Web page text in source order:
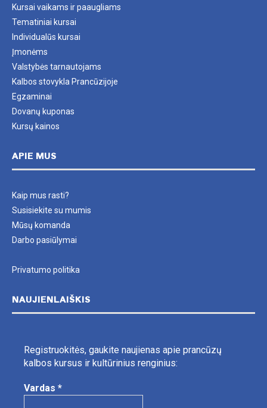
Kursai vaikams ir paaugliams
Tematiniai kursai
Individualūs kursai
Įmonėms
Valstybės tarnautojams
Kalbos stovykla Prancūzijoje
Egzaminai
Dovanų kuponas
Kursų kainos
APIE MUS
Kaip mus rasti?
Susisiekite su mumis
Mūsų komanda
Darbo pasiūlymai
Privatumo politika
NAUJIENLAIŠKIS
Registruokitės, gaukite naujienas apie prancūzų
kalbos kursus ir kultūrinius renginius:
Vardas *